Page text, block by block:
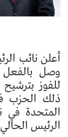
أعلن نائب
للفوز
ذلك الحزب
المتحدة
الرئيس